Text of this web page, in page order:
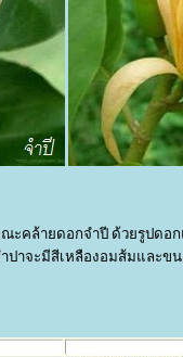
ะคล้ายดอกจำปี ด้วยรูปดอ
าจะมีสีเหลืองอมส้มและขน